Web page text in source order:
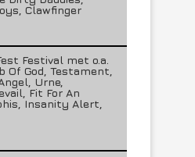
Clawfinger
Festival met o.a.
Of God, Testament,
Urne,
Fit For An
Insanity Alert,